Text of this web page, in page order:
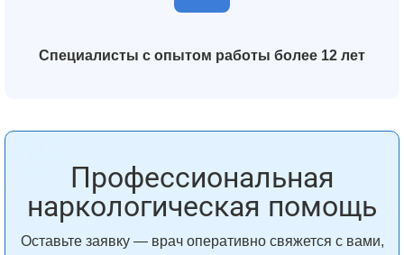
Специалисты с опытом работы более 12 лет
Профессиональная
наркологическая помощь
Оставьте заявку — врач оперативно свяжется с вами,